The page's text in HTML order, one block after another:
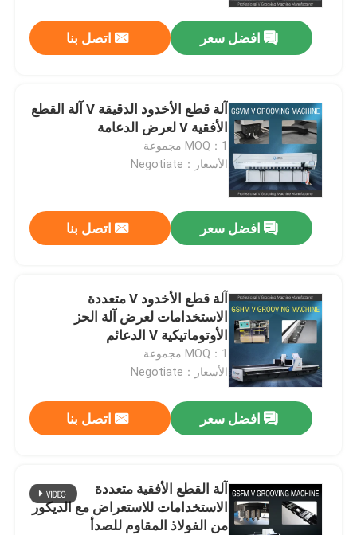
افضل سعر اتصل بنا
آلة قطع الأخدود الدقيقة V آلة القطع
الأفقية V لعرض الدعامة
MOQ：1 مجموعة
الأسعار：Negotiate
افضل سعر اتصل بنا
آلة قطع الأخدود V متعددة
الاستخدامات لعرض آلة الحز
الأوتوماتيكية V الدعائم
MOQ：1 مجموعة
الأسعار：Negotiate
افضل سعر اتصل بنا
آلة القطع الأفقية متعددة
الاستخدامات للاستعراض مع الديكور
من الفولاذ المقاوم للصدأ